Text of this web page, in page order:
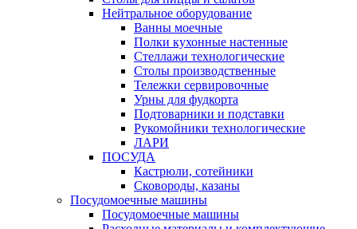
Нейтральное оборудование
Ванны моечные
Полки кухонные настенные
Стеллажи технологические
Столы производственные
Тележки сервировочные
Урны для фудкорта
Подтоварники и подставки
Рукомойники технологические
ЛАРИ
ПОСУДА
Кастрюли, сотейники
Сковороды, казаны
Посудомоечные машины
Посудомоечные машины